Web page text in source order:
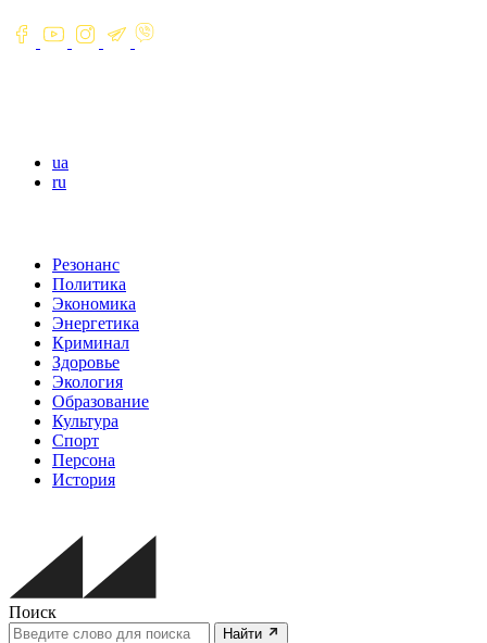
ua
ru
Резонанс
Политика
Экономика
Энергетика
Криминал
Здоровье
Экология
Образование
Культура
Спорт
Персона
История
Поиск
Найти